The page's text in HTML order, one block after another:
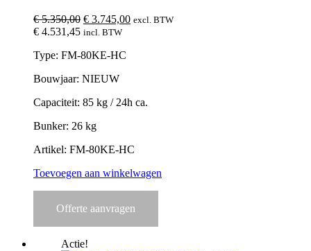
€5.350,00 Oorspronkelijke
prijs
€ 5.350,00.
€ 3.745,00Huidige
excl. BTW
€ 4.531,45 incl. BTW
Type: FM-80KE-HC
Bouwjaar: NIEUW
Capaciteit: 85 kg / 24h ca.
Bunker: 26 kg
Artikel: FM-80KE-HC
Toevoegen aan winkelwagen
Offerte aanvragen
Actie!